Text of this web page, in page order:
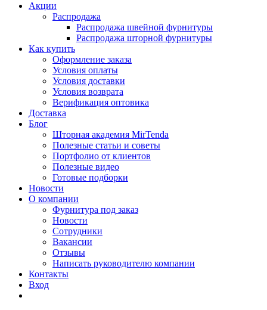
Акции
Распродажа
Распродажа швейной фурнитуры
Распродажа шторной фурнитуры
Как купить
Оформление заказа
Условия оплаты
Условия доставки
Условия возврата
Верификация оптовика
Доставка
Блог
Шторная академия MirTenda
Полезные статьи и советы
Портфолио от клиентов
Полезные видео
Готовые подборки
Новости
О компании
Фурнитура под заказ
Новости
Сотрудники
Вакансии
Отзывы
Написать руководителю компании
Контакты
Вход